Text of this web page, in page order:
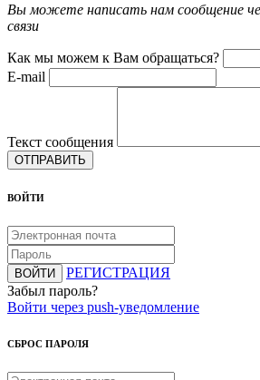
Вы можете написать нам сообщение
связи
Как мы можем к Вам обращаться?
E-mail
Текст сообщения
ОТПРАВИТЬ
ВОЙТИ
ВОЙТИ
РЕГИСТРАЦИЯ
Забыл пароль?
Войти через push-уведомление
СБРОС ПАРОЛЯ